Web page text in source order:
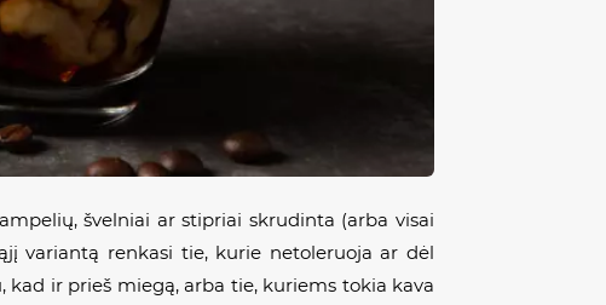
švelniai ar stipriai skrudinta (arba visai
variantą renkasi tie, kurie netoleruoja ar dėl
ir prieš miegą, arba tie, kuriems tokia kava